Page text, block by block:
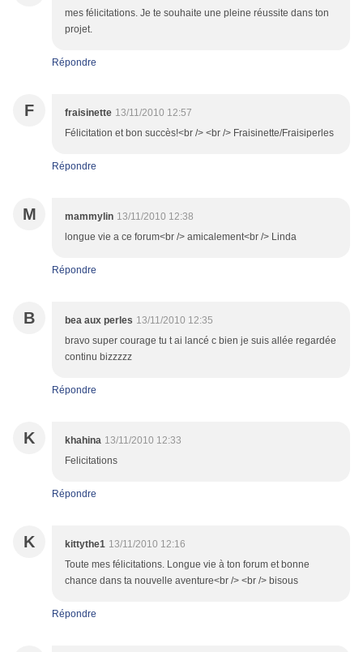
mes félicitations. Je te souhaite une pleine réussite dans ton
projet.
Répondre
F fraisinette 13/11/2010 12:57
Félicitation et bon succès!<br /> <br /> Fraisinette/Fraisiperles
Répondre
M mammylin 13/11/2010 12:38
longue vie a ce forum<br /> amicalement<br /> Linda
Répondre
B bea aux perles 13/11/2010 12:35
bravo super courage tu t ai lancé c bien je suis allée regardée
continu bizzzzz
Répondre
K khahina 13/11/2010 12:33
Felicitations
Répondre
K kittythe1 13/11/2010 12:16
Toute mes félicitations. Longue vie à ton forum et bonne
chance dans ta nouvelle aventure<br /> <br /> bisous
Répondre